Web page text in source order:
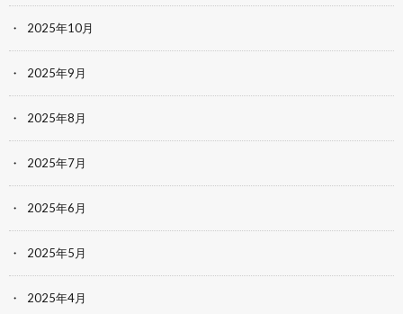
2025年10月
2025年9月
2025年8月
2025年7月
2025年6月
2025年5月
2025年4月